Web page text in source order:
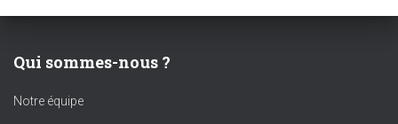
Qui sommes-nous ?
Notre équipe